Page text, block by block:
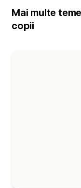
Mai multe
copii